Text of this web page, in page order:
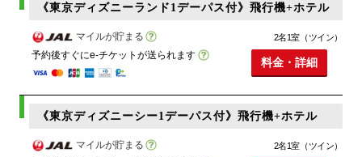
《東京ディズニーランド1デーパス付》飛行機+ホテル
マイルが貯まる
予約後すぐにe-チケットが送られます
2名1室（ツイン）
料金・詳細
《東京ディズニーシー1デーパス付》飛行機+ホテル
マイルが貯まる
2名1室（ツイン）